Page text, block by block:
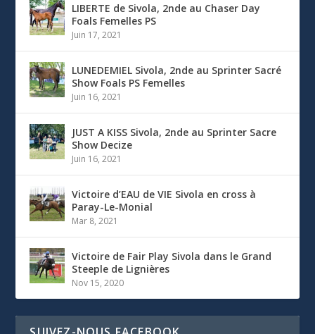
LIBERTE de Sivola, 2nde au Chaser Day
Foals Femelles PS
Juin 17, 2021
LUNEDEMIEL Sivola, 2nde au Sprinter Sacré
Show Foals PS Femelles
Juin 16, 2021
JUST A KISS Sivola, 2nde au Sprinter Sacre
Show Decize
Juin 16, 2021
Victoire d’EAU de VIE Sivola en cross à
Paray-Le-Monial
Mar 8, 2021
Victoire de Fair Play Sivola dans le Grand
Steeple de Lignières
Nov 15, 2020